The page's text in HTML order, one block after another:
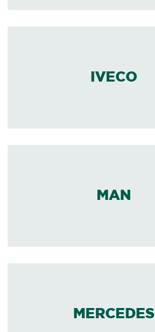
IVECO
MAN
MERCEDES